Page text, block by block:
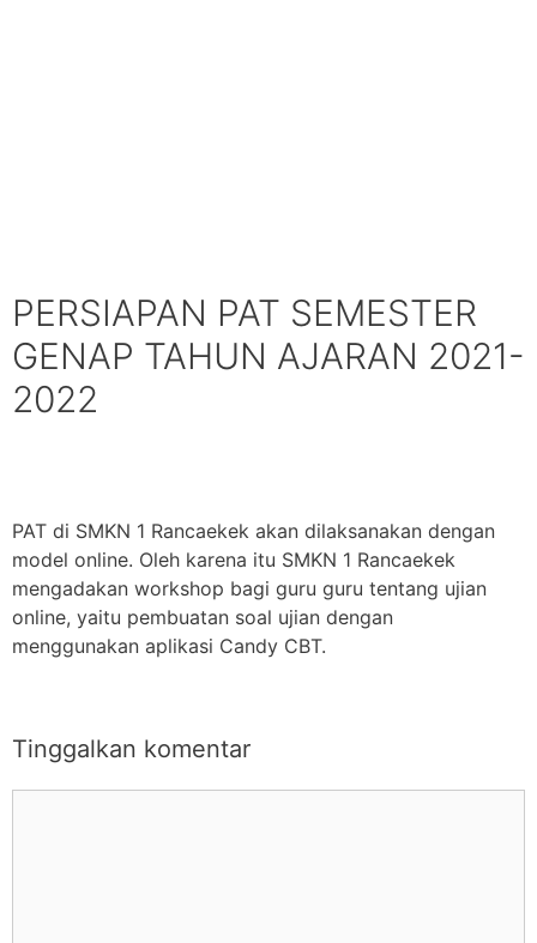
PERSIAPAN PAT SEMESTER
GENAP TAHUN AJARAN 2021-
2022
PAT di SMKN 1 Rancaekek akan dilaksanakan dengan
model online. Oleh karena itu SMKN 1 Rancaekek
mengadakan workshop bagi guru guru tentang ujian
online, yaitu pembuatan soal ujian dengan
menggunakan aplikasi Candy CBT.
Tinggalkan komentar